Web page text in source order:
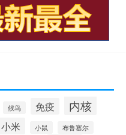
候鸟 免疫 内核
小米 小鼠 布鲁塞尔